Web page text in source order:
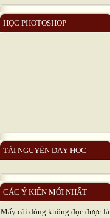
HỌC PHOTOSHOP
TÀI NGUYÊN DẠY HỌC
CÁC Ý KIẾN MỚI NHẤT
Mấy cái dòng không đọc được là